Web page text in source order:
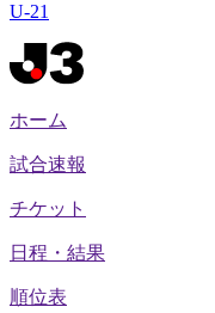
U-21
ホーム
試合速報
チケット
日程・結果
順位表